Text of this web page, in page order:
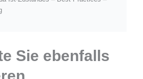
Sie ebenfalls